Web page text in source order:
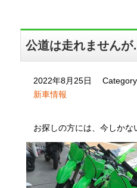
公道は走れません
2022年8月25日
新車情報
お探しの方には、今しかな